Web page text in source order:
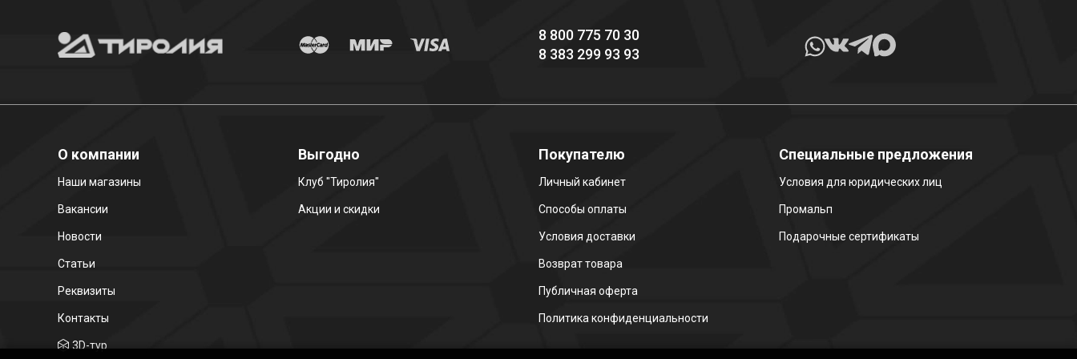
8 800 775 70 30
8 383 299 93 93
О компании
Наши магазины
Вакансии
Новости
Статьи
Реквизиты
Контакты
3D-тур
Выгодно
Клуб "Тиролия"
Акции и скидки
Покупателю
Личный кабинет
Способы оплаты
Условия доставки
Возврат товара
Публичная оферта
Политика конфиденциальности
Специальные предложения
Условия для юридических лиц
Промальп
Подарочные сертификаты